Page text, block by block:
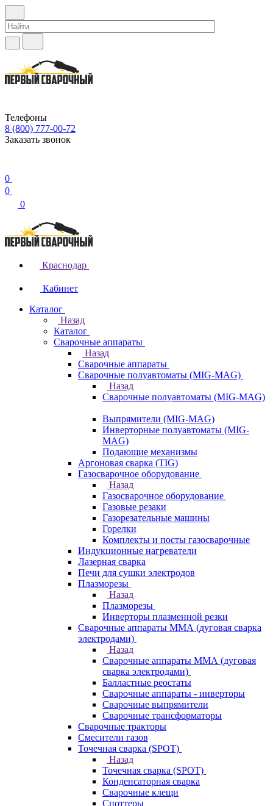
Телефоны
8 (800) 777-00-72
Заказать звонок
0
0
0
Краснодар
Кабинет
Каталог
Назад
Каталог
Сварочные аппараты
Назад
Сварочные аппараты
Сварочные полуавтоматы (MIG-MAG)
Назад
Сварочные полуавтоматы (MIG-MAG)
Выпрямители (MIG-MAG)
Инверторные полуавтоматы (MIG-
MAG)
Подающие механизмы
Аргоновая сварка (TIG)
Газосварочное оборудование
Назад
Газосварочное оборудование
Газовые резаки
Газорезательные машины
Горелки
Комплекты и посты газосварочные
Индукционные нагреватели
Лазерная сварка
Печи для сушки электродов
Плазморезы
Назад
Плазморезы
Инверторы плазменной резки
Сварочные аппараты ММА (дуговая сварка
электродами)
Назад
Сварочные аппараты ММА (дуговая
сварка электродами)
Балластные реостаты
Сварочные аппараты - инверторы
Сварочные выпрямители
Сварочные трансформаторы
Сварочные тракторы
Смесители газов
Точечная сварка (SPOT)
Назад
Точечная сварка (SPOT)
Конденсаторная сварка
Сварочные клещи
Споттеры